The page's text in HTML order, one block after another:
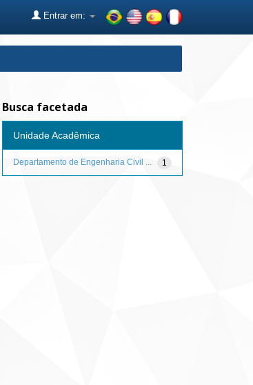
Entrar em:
Busca facetada
Unidade Acadêmica
1
Departamento de Engenharia Civil ...